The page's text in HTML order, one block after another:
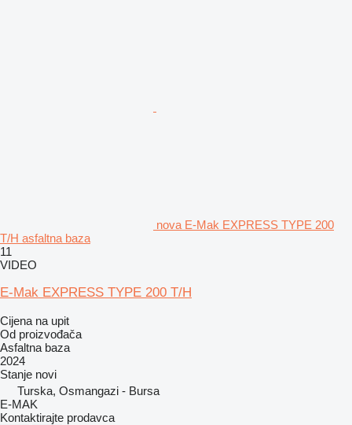
nova E-Mak EXPRESS TYPE 200
T/H asfaltna baza
11
VIDEO
E-Mak EXPRESS TYPE 200 T/H
Cijena na upit
Od proizvođača
Asfaltna baza
2024
Stanje novi
Turska, Osmangazi - Bursa
E-MAK
Kontaktirajte prodavca